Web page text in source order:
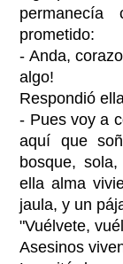
prometido:
- Anda,
algo!
Respondió
- Pues voy a
aquí que
bosque,
ella alma
jaula, y un
"Vuélvete,
Asesinos